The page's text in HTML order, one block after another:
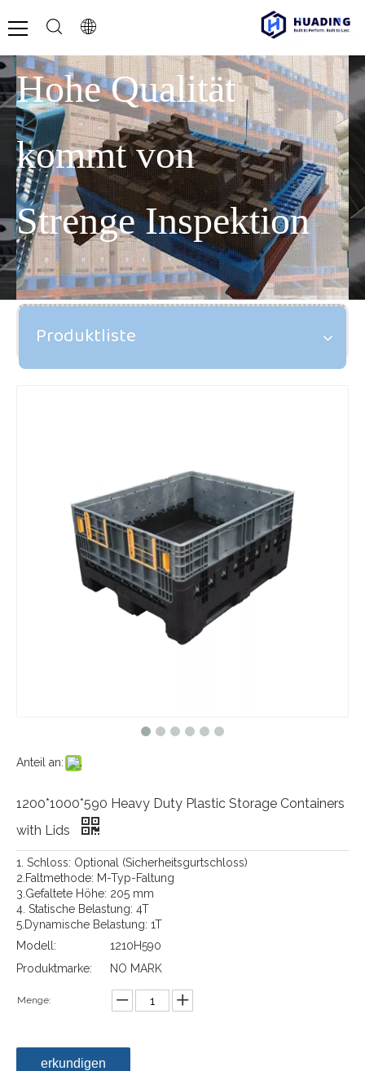
Hohe Qualität
kommt von
Strenge Inspektion
Produktliste
Anteil an:
1200*1000*590 Heavy Duty Plastic Storage Containers
with Lids
1. Schloss: Optional (Sicherheitsgurtschloss)
2.Faltmethode: M-Typ-Faltung
3.Gefaltete Höhe: 205 mm
4. Statische Belastung: 4T
5.Dynamische Belastung: 1T
Modell:
1210H590
Produktmarke:
NO MARK
Menge:
erkundigen